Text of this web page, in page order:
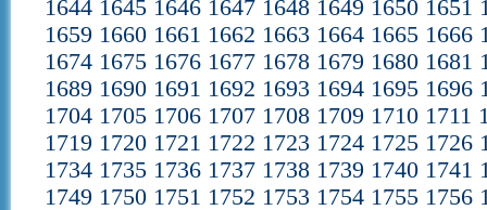
1644 1645 1646 1647 1648 1649 1650 1651
1659 1660 1661 1662 1663 1664 1665 1666
1674 1675 1676 1677 1678 1679 1680 1681
1689 1690 1691 1692 1693 1694 1695 1696
1704 1705 1706 1707 1708 1709 1710 1711
1719 1720 1721 1722 1723 1724 1725 1726
1734 1735 1736 1737 1738 1739 1740 1741
1749 1750 1751 1752 1753 1754 1755 1756